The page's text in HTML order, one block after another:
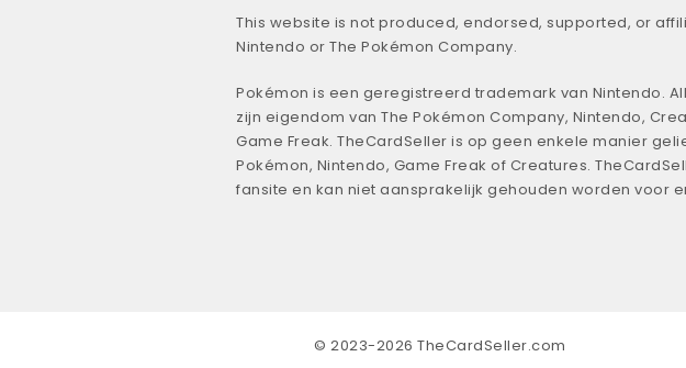
This website is not produced, endorsed, supported, or
Nintendo or The Pokémon Company.
Pokémon is een geregistreerd trademark van Nintendo.
zijn eigendom van The Pokémon Company, Nintendo,
Game Freak. TheCardSeller is op geen enkele manier
Pokémon, Nintendo, Game Freak of Creatures.
fansite en kan niet aansprakelijk gehouden worden voor
© 2023-2026 TheCardSeller.com